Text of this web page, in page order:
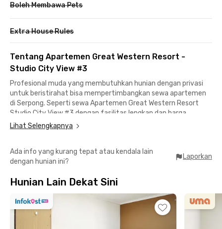
Boleh Membawa Pets
Extra House Rules
Tentang Apartemen Great Western Resort -
Studio City View #3
Profesional muda yang membutuhkan hunian dengan privasi
untuk beristirahat bisa mempertimbangkan sewa apartemen
di Serpong. Seperti sewa Apartemen Great Western Resort
Studio City View #3 dengan fasilitas lengkap dan harga
sewanya sudah termasuk IPL.
kolam renang, gym, area parkir mobil dan motor, minimarket,
lift, serta CCTV. Unit Apartemen Great Western Resort Studio
kulkas, serta kamar mandi yang sudah dilengkapi water heater.
Di sekitar apartemen Serpong ini terdapat Hypermart Karawaci
yang bisa dicapai dalam 11 menit untuk belanja bulanan. Mau
Lihat Selengkapnya
Ada info yang kurang tepat atau kendala lain
dengan hunian ini?
Laporkan
Hunian Lain Dekat Sini